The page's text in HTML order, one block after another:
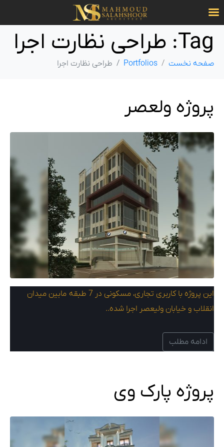
Tag: طراحی نظارت اجرا
صفحه نخست Portfolios طراحی نظارت اجرا
پروژه ولعصر
این پروژه با کاربری تجاری، مسکونی در 7 طبقه مابین میدان
انقلاب و خیابان ولیعصر اجرا شده..
ادامه مطلب
پروژه پارک وی